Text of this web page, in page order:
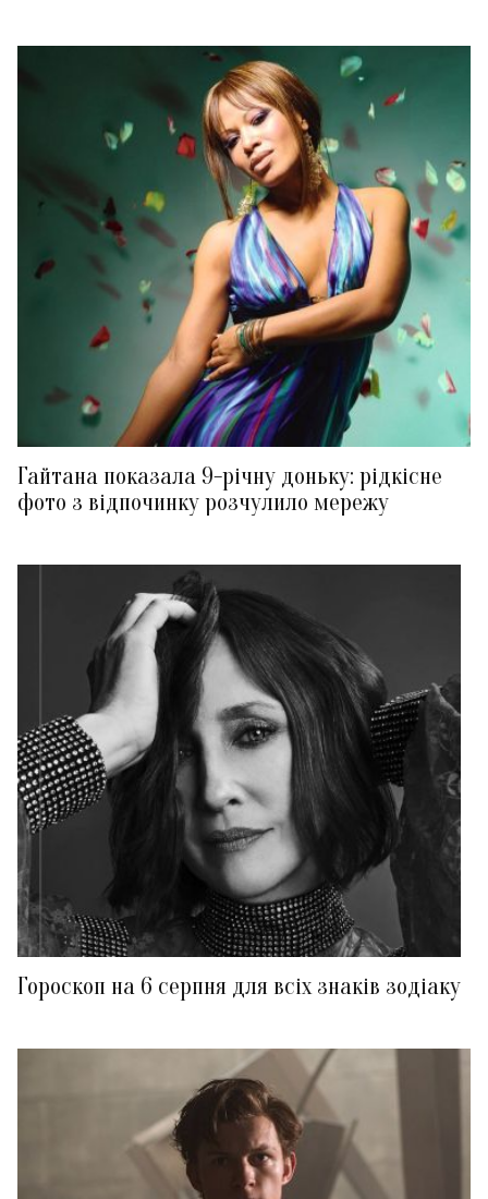
Гайтана показала 9-річну доньку: рідкісне
фото з відпочинку розчулило мережу
Гороскоп на 6 серпня для всіх знаків зодіаку